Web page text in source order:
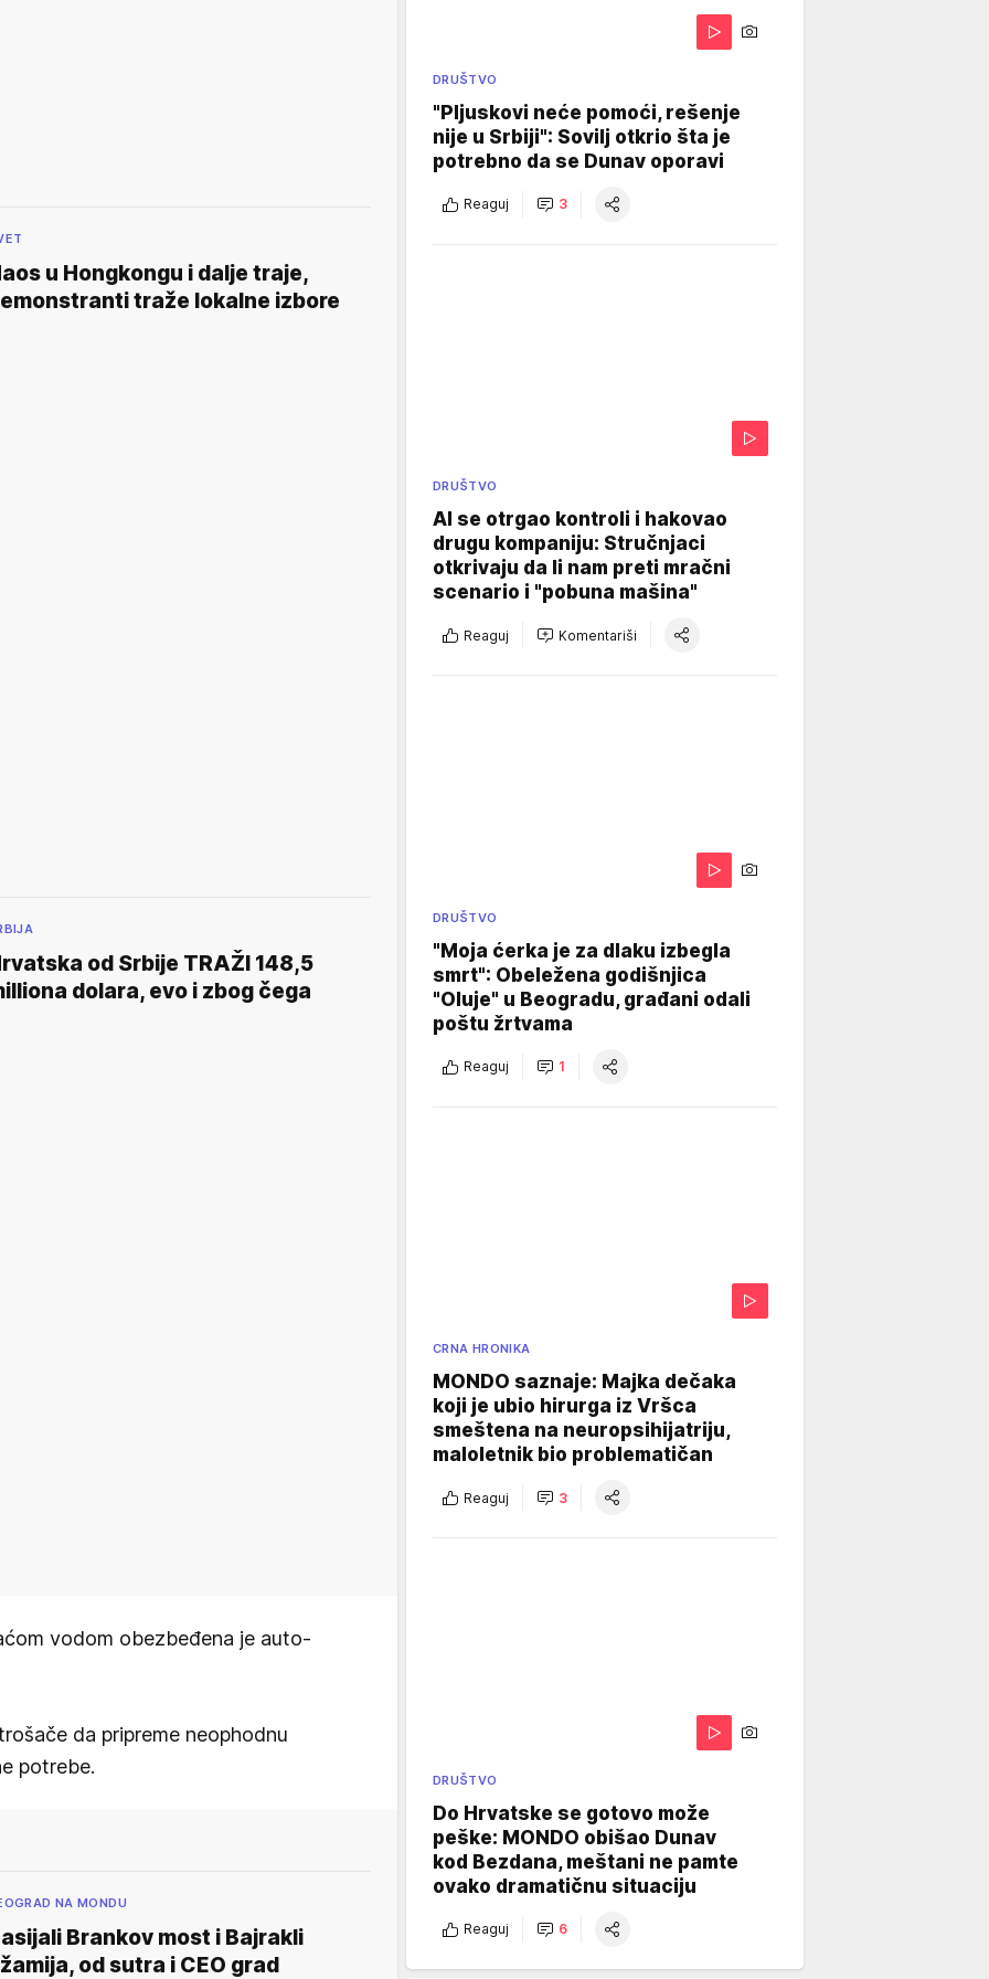
u Hongkongu i dalje traje,
traže lokalne izbore
od Srbije TRAŽI 148,5
dolara, evo i zbog čega
vodom obezbeđena je auto-
da pripreme neophodnu
potrebe.
NA MONDU
Brankov most i Bajrakli
od sutra i CEO grad
DRUŠTVO
"Pljuskovi neće pomoći, rešenje
nije u Srbiji": Sovilj otkrio šta je
potrebno da se Dunav oporavi
Reaguj 3
DRUŠTVO
AI se otrgao kontroli i hakovao
drugu kompaniju: Stručnjaci
otkrivaju da li nam preti mračni
scenario i "pobuna mašina"
Reaguj Komentariši
DRUŠTVO
"Moja ćerka je za dlaku izbegla
smrt": Obeležena godišnjica
"Oluje" u Beogradu, građani odali
poštu žrtvama
Reaguj 1
CRNA HRONIKA
MONDO saznaje: Majka dečaka
koji je ubio hirurga iz Vršca
smeštena na neuropsihijatriju,
maloletnik bio problematičan
Reaguj 3
DRUŠTVO
Do Hrvatske se gotovo može
peške: MONDO obišao Dunav
kod Bezdana, meštani ne pamte
ovako dramatičnu situaciju
Reaguj 6